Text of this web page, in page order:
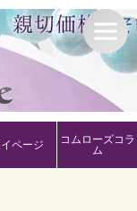
ページ
コムローズコラ
ム